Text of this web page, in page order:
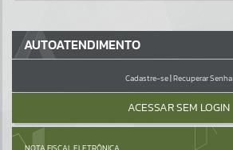
GALERIAS
Por favor, aguarde...
AUTOATENDIMENTO
Cadastre-se|Recuperar Senha
ACESSAR SEM LOGIN